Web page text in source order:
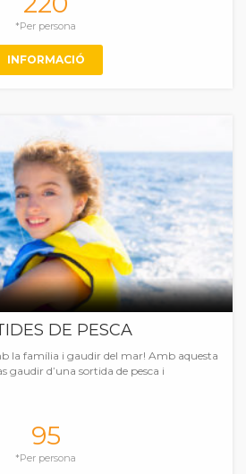
*Per persona
INFORMACIÓ
DE PESCA
la família i gaudir del mar! Amb aquesta
gaudir d’una sortida de pesca i
95
*Per persona